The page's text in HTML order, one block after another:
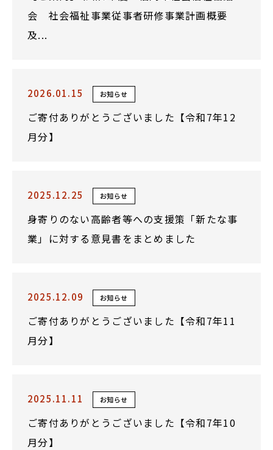
会 社会福祉事業従事者研修事業計画概要
及...
2026.01.15 お知らせ
ご寄付ありがとうございました【令和7年12
月分】
2025.12.25 お知らせ
身寄りのない高齢者等への支援策「新たな事
業」に対する意見書をまとめました
2025.12.09 お知らせ
ご寄付ありがとうございました【令和7年11
月分】
2025.11.11 お知らせ
ご寄付ありがとうございました【令和7年10
月分】